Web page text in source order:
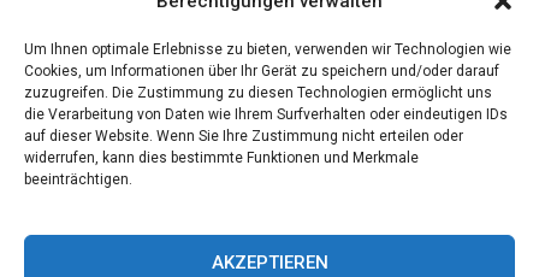
Um Ihnen optimale Erlebnisse zu bieten, verwenden wir Technologien wie
Cookies, um Informationen über Ihr Gerät zu speichern und/oder darauf
zuzugreifen. Die Zustimmung zu diesen Technologien ermöglicht uns
die Verarbeitung von Daten wie Ihrem Surfverhalten oder eindeutigen IDs
auf dieser Website. Wenn Sie Ihre Zustimmung nicht erteilen oder
widerrufen, kann dies bestimmte Funktionen und Merkmale
beeinträchtigen.
AKZEPTIEREN
Großer Spaß auf der Kirmes in Bonn!
Bester Oscam- und CCcam-Server für 2021